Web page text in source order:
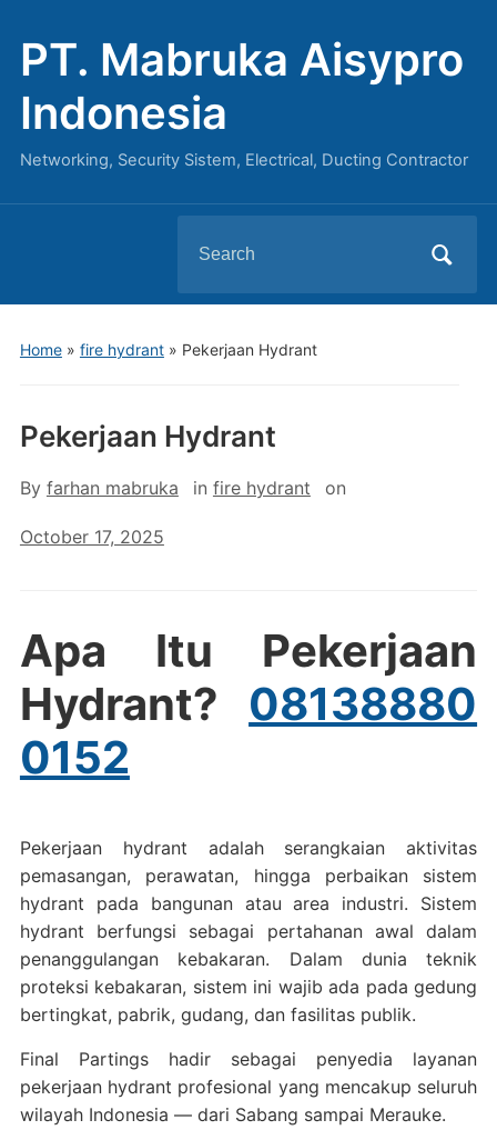
PT. Mabruka Aisypro
Indonesia
Networking, Security Sistem, Electrical, Ducting Contractor
for:
Home» fire hydrant» Pekerjaan Hydrant
Pekerjaan Hydrant
By farhan mabruka in fire hydrant on
October 17, 2025
Apa Itu Pekerjaan
Hydrant?
08138880
0152
Pekerjaan hydrant adalah serangkaian aktivitas
pemasangan, perawatan, hingga perbaikan sistem
hydrant pada bangunan atau area industri. Sistem
hydrant berfungsi sebagai pertahanan awal dalam
penanggulangan kebakaran. Dalam dunia teknik
proteksi kebakaran, sistem ini wajib ada pada gedung
bertingkat, pabrik, gudang, dan fasilitas publik.
Final Partings hadir sebagai penyedia layanan
pekerjaan hydrant profesional yang mencakup seluruh
wilayah Indonesia — dari Sabang sampai Merauke.